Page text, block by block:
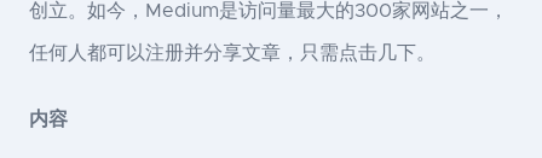
创立。如今，Medium是访问量最大的300家网站之一，
任何人都可以注册并分享文章，只需点击几下。
内容